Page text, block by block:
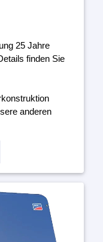
25 Jahre
finden Sie
anderen